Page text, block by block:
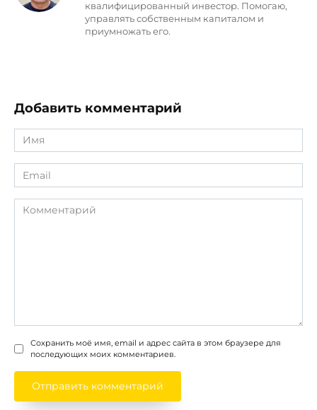
квалифицированный инвестор. Помогаю,
управлять собственным капиталом и
приумножать его.
Добавить комментарий
Имя
*
Email
*
Комментарий
Сохранить моё имя, email и адрес сайта в этом браузере для
последующих моих комментариев.